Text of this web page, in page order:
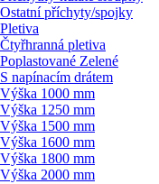
Ostatní příchyty/spojky
Pletiva
Čtyřhranná pletiva
Poplastované Zelené
S napínacím drátem
Výška 1000 mm
Výška 1250 mm
Výška 1500 mm
Výška 1600 mm
Výška 1800 mm
Výška 2000 mm